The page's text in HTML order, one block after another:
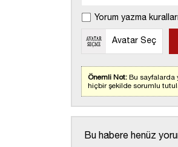
Yorum yazma
Avatar Seç
Önemli Not: Bu sayfalarda
hiçbir şekilde sorumlu
Bu habere henüz